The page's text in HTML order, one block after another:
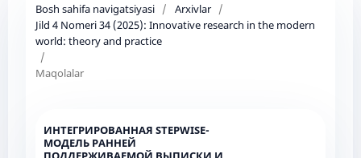
Bosh sahifa navigatsiyasi / Arxivlar /
Jild 4 Nomeri 34 (2025): Innovative research in the modern
world: theory and practice
/
Maqolalar
ИНТЕГРИРОВАННАЯ STEPWISE-
МОДЕЛЬ РАННЕЙ